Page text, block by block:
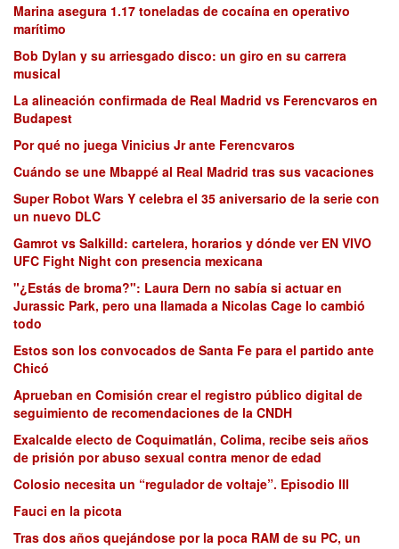
Marina asegura 1.17 toneladas de cocaína en operativo
marítimo
Bob Dylan y su arriesgado disco: un giro en su carrera
musical
La alineación confirmada de Real Madrid vs Ferencvaros en
Budapest
Por qué no juega Vinicius Jr ante Ferencvaros
Cuándo se une Mbappé al Real Madrid tras sus vacaciones
Super Robot Wars Y celebra el 35 aniversario de la serie con
un nuevo DLC
Gamrot vs Salkilld: cartelera, horarios y dónde ver EN VIVO
UFC Fight Night con presencia mexicana
"¿Estás de broma?": Laura Dern no sabía si actuar en
Jurassic Park, pero una llamada a Nicolas Cage lo cambió
todo
Estos son los convocados de Santa Fe para el partido ante
Chicó
Aprueban en Comisión crear el registro público digital de
seguimiento de recomendaciones de la CNDH
Exalcalde electo de Coquimatlán, Colima, recibe seis años
de prisión por abuso sexual contra menor de edad
Colosio necesita un “regulador de voltaje”. Episodio III
Fauci en la picota
Tras dos años quejándose por la poca RAM de su PC, un